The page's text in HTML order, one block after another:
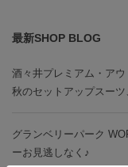
最新SHOP BLOG
酒々井プレミアム・ア
秋のセットアップスーツ
グランベリーパーク
ーお見逃しなく♪